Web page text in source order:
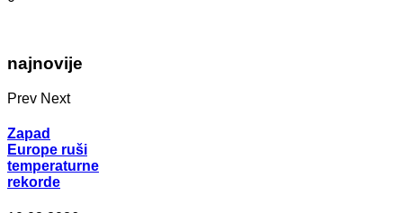
najnovije
Prev Next
Zapad
Europe ruši
temperaturne
rekorde